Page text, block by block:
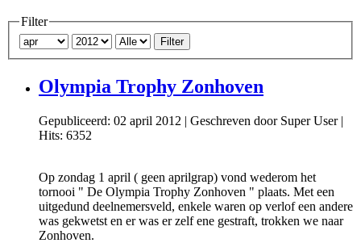
Filter
Filter
Olympia Trophy Zonhoven
Gepubliceerd: 02 april 2012 | Geschreven door Super User|
Hits: 6352
Op zondag 1 april ( geen aprilgrap) vond wederom het
tornooi " De Olympia Trophy Zonhoven " plaats. Met een
uitgedund deelnemersveld, enkele waren op verlof een andere
was gekwetst en er was er zelf ene gestraft, trokken we naar
Zonhoven.